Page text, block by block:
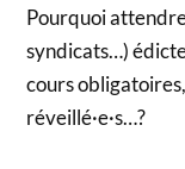
Pourquoi
syndicats…)
cours
réveillé·e·s…?